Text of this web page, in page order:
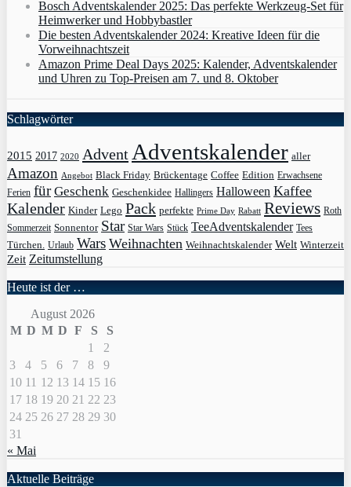
Bosch Adventskalender 2025: Das perfekte Werkzeug-Set für
Heimwerker und Hobbybastler
Die besten Adventskalender 2024: Kreative Ideen für die
Vorweihnachtszeit
Amazon Prime Deal Days 2025: Kalender, Adventskalender
und Uhren zu Top-Preisen am 7. und 8. Oktober
Schlagwörter
2015 2017 2020 AdventAdventskalender aller
Amazon Angebot Black Friday Brückentage Coffee Edition Erwachsene
Ferien für Geschenk Geschenkidee Hallingers Halloween Kaffee
Kalender Kinder Lego Pack perfekte Prime Day Rabatt Reviews Roth
Sommerzeit Sonnentor Star Star Wars Stück TeeAdventskalender Tees
Türchen. Urlaub Wars Weihnachten Weihnachtskalender Welt Winterzeit
Zeit Zeitumstellung
Heute ist der …
August 2026
M D M D F S
S
1
2
3
4 5 6 7 8
9
10 11 12 13 14 15 16
17 18 19 20 21 22 23
24 25 26 27 28 29 30
31
« Mai
Aktuelle Beiträge